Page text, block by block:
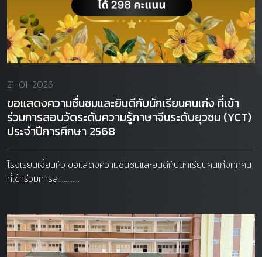
21-01-2026
ขอแสดงความชื่นชมและยินดีกับนักเรียนคนเก่ง ที่เข้า
ร่วมการสอบวัดระดับความรู้ภาษาจีนระดับยุวชน (YCT)
ประจำปีการศึกษา 2568
โรงเรียนเจี้ยนหัว ขอแสดงความชื่นชมและยินดีกับนักเรียนคนเก่งทุกคน
ที่เข้าร่วมการส............